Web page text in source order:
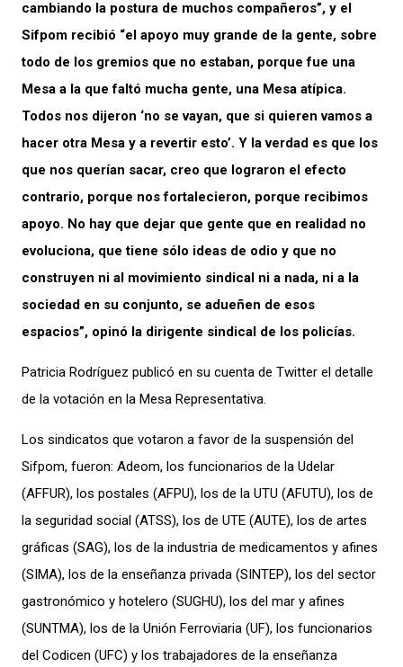
cambiando la postura de muchos compañeros”, y el
Sifpom recibió “el apoyo muy grande de la gente, sobre
todo de los gremios que no estaban, porque fue una
Mesa a la que faltó mucha gente, una Mesa atípica.
Todos nos dijeron ‘no se vayan, que si quieren vamos a
hacer otra Mesa y a revertir esto’. Y la verdad es que los
que nos querían sacar, creo que lograron el efecto
contrario, porque nos fortalecieron, porque recibimos
apoyo. No hay que dejar que gente que en realidad no
evoluciona, que tiene sólo ideas de odio y que no
construyen ni al movimiento sindical ni a nada, ni a la
sociedad en su conjunto, se adueñen de esos
espacios”, opinó la dirigente sindical de los policías.
Patricia Rodríguez publicó en su cuenta de Twitter el detalle
de la votación en la Mesa Representativa.
Los sindicatos que votaron a favor de la suspensión del
Sifpom, fueron: Adeom, los funcionarios de la Udelar
(AFFUR), los postales (AFPU), los de la UTU (AFUTU), los de
la seguridad social (ATSS), los de UTE (AUTE), los de artes
gráficas (SAG), los de la industria de medicamentos y afines
(SIMA), los de la enseñanza privada (SINTEP), los del sector
gastronómico y hotelero (SUGHU), los del mar y afines
(SUNTMA), los de la Unión Ferroviaria (UF), los funcionarios
del Codicen (UFC) y los trabajadores de la enseñanza